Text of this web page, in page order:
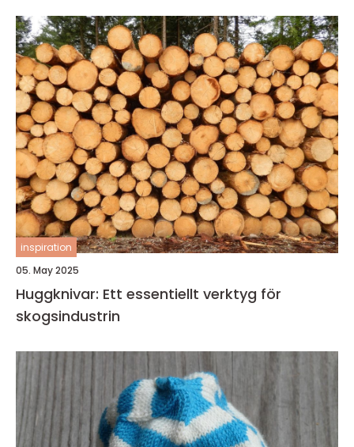
inspiration
05. May 2025
Huggknivar: Ett essentiellt verktyg för
skogsindustrin